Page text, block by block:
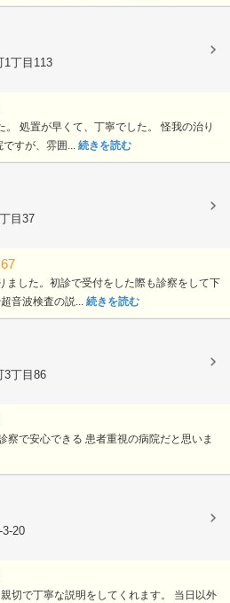
1丁目113
処置が早くて、丁寧でした。 怪我の治り
ですが、雰囲... 続きを読む
目37
ました。初診で受付をした際も診察をして下
音波検査の説... 続きを読む
3丁目86
察で安心できる 患者重視の病院だと思いま
20
切で丁寧な説明をしてくれます。 当日以外